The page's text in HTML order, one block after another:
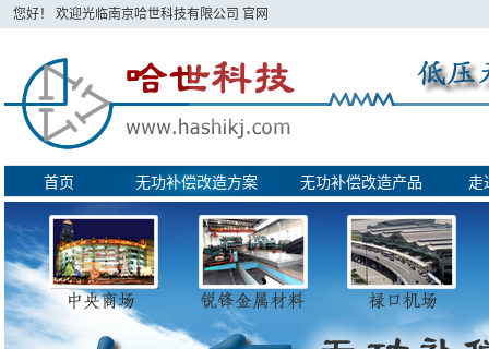
您好！ 欢迎光临南京哈世科技有限公司 官网
首页 无功补偿改造方案 无功补偿改造产品 走